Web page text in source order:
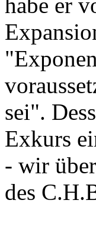
sei".
Exkurs
- wir
des